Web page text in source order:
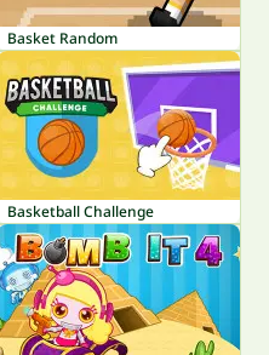
Basket Random
Basketball Challenge